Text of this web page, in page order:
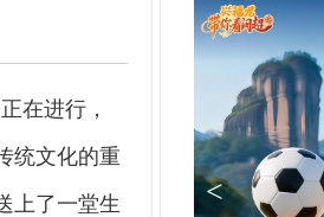
在进行，
统文化的重
上了一堂生